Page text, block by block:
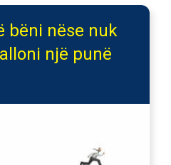
bëni nëse nuk
një punë